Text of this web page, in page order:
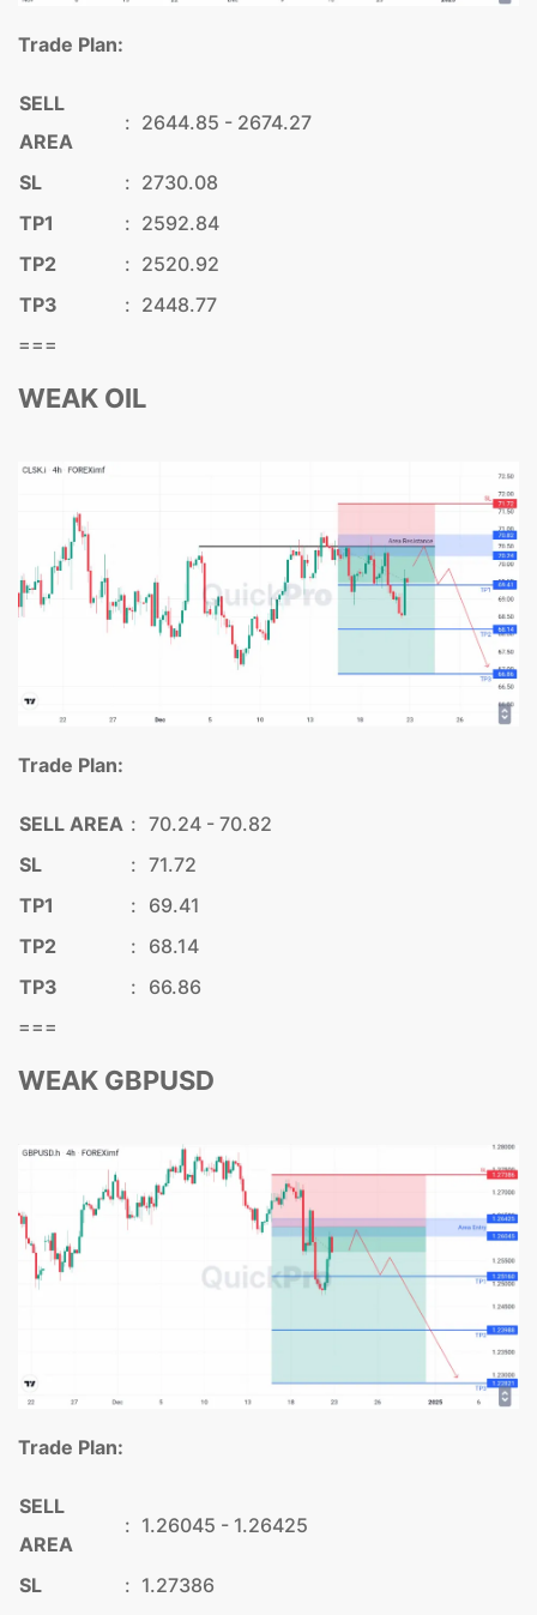
Trade Plan:
SELL
AREA
: 2644.85 - 2674.27
SL : 2730.08
TP1
: 2592.84
TP2
: 2520.92
TP3
: 2448.77
===
WEAK OIL
Trade Plan:
SELL AREA : 70.24 - 70.82
SL
: 71.72
TP1
: 69.41
TP2
: 68.14
TP3
: 66.86
===
WEAK GBPUSD
Trade Plan:
SELL
AREA
: 1.26045 - 1.26425
SL : 1.27386